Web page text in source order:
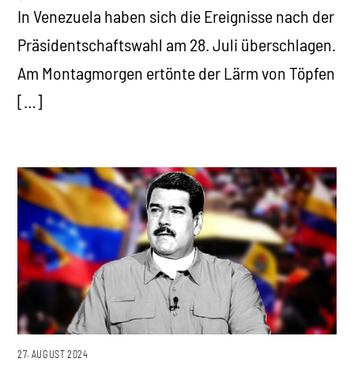
In Venezuela haben sich die Ereignisse nach der
Präsidentschaftswahl am 28. Juli überschlagen.
Am Montagmorgen ertönte der Lärm von Töpfen
[…]
27. AUGUST 2024